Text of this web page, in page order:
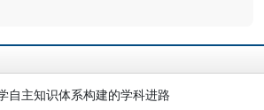
自主知识体系构建的学科进路